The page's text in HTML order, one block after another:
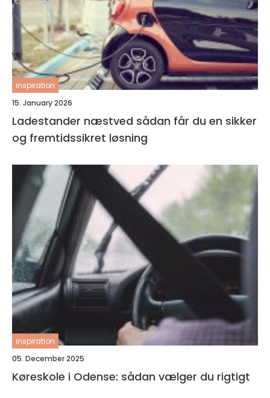
inspiration
15. January 2026
Ladestander næstved sådan får du en sikker
og fremtidssikret løsning
inspiration
05. December 2025
Køreskole i Odense: sådan vælger du rigtigt